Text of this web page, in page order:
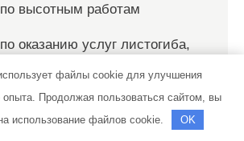
высотным работам
оказанию услуг листогиба,
продаже парапетов и
колпаков
файлы cookie для улучшения
опыта. Продолжая пользоваться сайтом, вы
использование файлов cookie.
OK